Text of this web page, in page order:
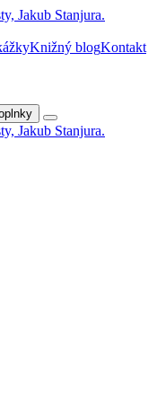
Knižný blogKontakt